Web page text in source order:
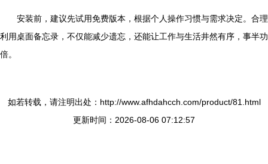
安装前，建议先试用免费版本，根据个人操作习惯与需求决定。合理
利用桌面备忘录，不仅能减少遗忘，还能让工作与生活井然有序，事半功
倍。
如若转载，请注明出处：http://www.afhdahcch.com/product/81.html
更新时间：2026-08-06 07:12:57